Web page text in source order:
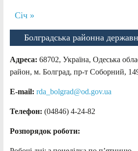
Січ »
Болградська районна
Адреса: 68702, Україна, Одеська
район, м. Болград, пр-т Соборний,
E-mail: rda_bolgrad@od.gov.ua
Телефон: (04846) 4-24-82
Розпорядок роботи: